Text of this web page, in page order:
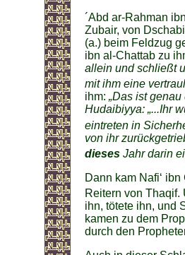
´Abd ar-Rahman
Zubair, von
(a.) beim Feldzug
ibn al-Chattab zu
allein und schließt
mit ihm eine
ihm: „Das ist
Hudaibiyya: „...Ihr
eintreten in
von ihr
dieses Jahr darin
Dann kam Nafi‘
Reitern von Thaqif.
ihn, tötete ihn, und
kamen zu dem
durch den